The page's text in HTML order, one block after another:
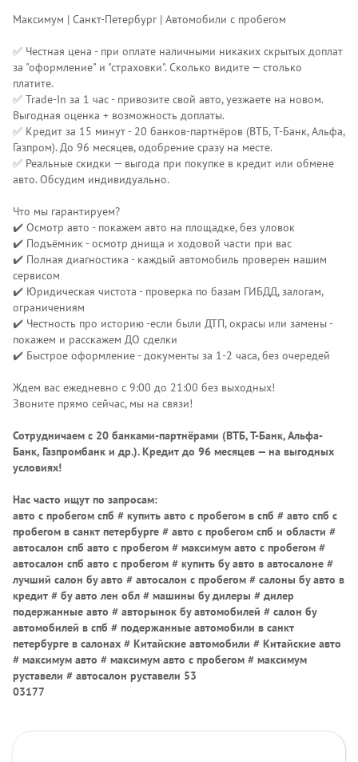
Максимум | Санкт-Петербург | Автомобили с пробегом
✅ Честная цена - при оплате наличными никаких скрытых доплат
за "оформление" и "страховки". Сколько видите — столько
платите.
✅ Trade-In за 1 час - привозите свой авто, уезжаете на новом.
Выгодная оценка + возможность доплаты.
✅ Кредит за 15 минут - 20 банков-партнёров (ВТБ, Т-Банк, Альфа,
Газпром). До 96 месяцев, одобрение сразу на месте.
✅ Реальные скидки — выгода при покупке в кредит или обмене
авто. Обсудим индивидуально.
Что мы гарантируем?
✔️ Осмотр авто - покажем авто на площадке, без уловок
✔️ Подъёмник - осмотр днища и ходовой части при вас
✔️ Полная диагностика - каждый автомобиль проверен нашим
сервисом
✔️ Юридическая чистота - проверка по базам ГИБДД, залогам,
ограничениям
✔️ Честность про историю -если были ДТП, окрасы или замены -
покажем и расскажем ДО сделки
✔️ Быстрое оформление - документы за 1-2 часа, без очередей
Ждем вас ежедневно с 9:00 до 21:00 без выходных!
Звоните прямо сейчас, мы на связи!
Сотрудничаем с 20 банками-партнёрами (ВТБ, Т-Банк, Альфа-
Банк, Газпромбанк и др.). Кредит до 96 месяцев — на выгодных
условиях!
Нас часто ищут по запросам:
авто с пробегом спб # купить авто с пробегом в спб # авто спб с
пробегом в санкт петербурге # авто с пробегом спб и области #
автосалон спб авто с пробегом # максимум авто с пробегом #
автосалон спб авто с пробегом # купить бу авто в автосалоне #
лучший салон бу авто # автосалон с пробегом # салоны бу авто в
кредит # бу авто лен обл # машины бу дилеры # дилер
подержанные авто # авторынок бу автомобилей # салон бу
автомобилей в спб # подержанные автомобили в санкт
петербурге в салонах # Китайские автомобили # Китайские авто
# максимум авто # максимум авто с пробегом # максимум
руставели # автосалон руставели 53
03177